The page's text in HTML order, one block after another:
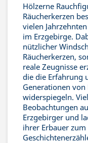
Hölzerne
Räucherkerzen
vielen
im Erzgebirge.
nützlicher
Räucherkerzen,
reale Zeugnisse
die die Erfahrung
Generationen
widerspiegeln.
Beobachtungen
Erzgebirger und
ihrer Erbauer